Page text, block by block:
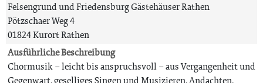
Felsengrund und Friedensburg Gästehäuser Rathen
Pötzschaer Weg 4
01824 Kurort Rathen
Ausführliche Beschreibung
Chormusik – leicht bis anspruchsvoll – aus Vergangenheit und
Gegenwart, geselliges Singen und Musizieren, Andachten,